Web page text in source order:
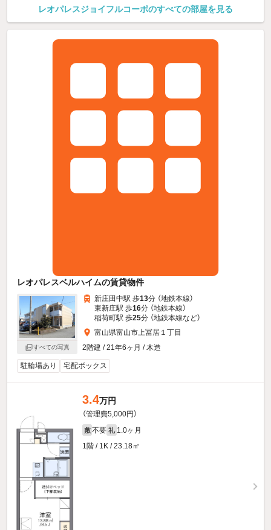
レオパレスジョイフルコーポのすべての部屋を見る
レオパレスベルハイムの賃貸物件
すべての写真
新庄田中駅 歩13分 （地鉄本線）
東新庄駅 歩16分 （地鉄本線）
稲荷町駅 歩25分 （地鉄本線など）
富山県富山市上冨居１丁目
2階建 / 21年6ヶ月 / 木造
駐輪場あり 宅配ボックス
3.4万円
（管理費5,000円）
敷 不要 礼 1.0ヶ月
1階 / 1K / 23.18㎡